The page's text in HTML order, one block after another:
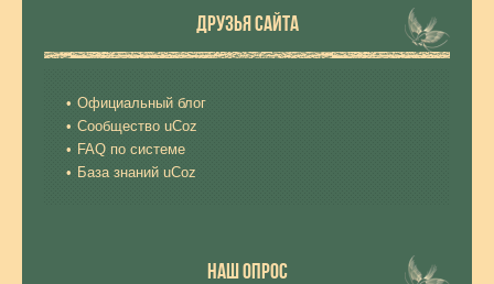
ДРУЗЬЯ САЙТА
Официальный блог
Сообщество uCoz
FAQ по системе
База знаний uCoz
НАШ ОПРОС